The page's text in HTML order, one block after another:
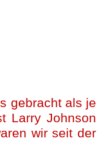
gebracht als je
Larry Johnson
wir seit der